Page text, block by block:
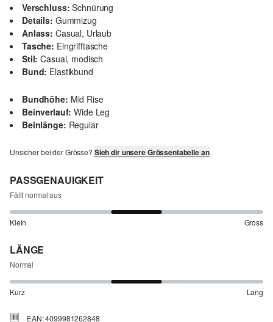
Verschluss: Schnürung
Details: Gummizug
Anlass: Casual, Urlaub
Tasche: Eingrifftasche
Stil: Casual, modisch
Bund: Elastikbund
Bundhöhe: Mid Rise
Beinverlauf: Wide Leg
Beinlänge: Regular
Unsicher bei der Grösse? Sieh dir unsere Grössentabelle an
PASSGENAUIGKEIT
Fällt normal aus
Klein Gross
LÄNGE
Normal
Kurz Lang
EAN: 4099981262848